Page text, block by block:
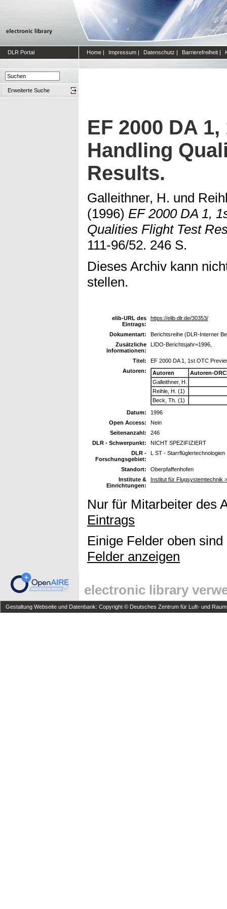
DLR Portal Home | Impressum | Datenschutz | Barrierefreiheit |
Erweiterte Suche
EF 2000 DA
Handling
Results.
Galleithner, H. und
(1996) EF 2000 DA 1,
Qualities Flight Test
111-96/52. 246 S.
Dieses Archiv kann
stellen.
elib-URL des
Eintrags:
https://elib.dlr.de/30353/
Dokumentart:
Berichtsreihe (DLR-Interner
Zusätzliche
Informationen:
LIDO-Berichtsjahr=1996,
Titel:
EF 2000 DA 1, 1st OTC
Autoren:
Autoren
Autoren-
Galleithner, H.
Reihle, H. (1)
Beck, Th. (1)
Datum:
1996
Open Access:
Nein
Seitenanzahl:
246
DLR - Schwerpunkt:
NICHT SPEZIFIZIERT
DLR -
Forschungsgebiet:
L ST - Starrflüglertechnologien
Standort:
Oberpfaffenhofen
Institute &
Einrichtungen:
Institut für Flugsystemtechnik
Nur für Mitarbeiter des
Eintrags
Einige Felder oben
Felder anzeigen
electronic library
Gestaltung Webseite und Datenbank: Copyright © Deutsches Zentrum für Luft- und